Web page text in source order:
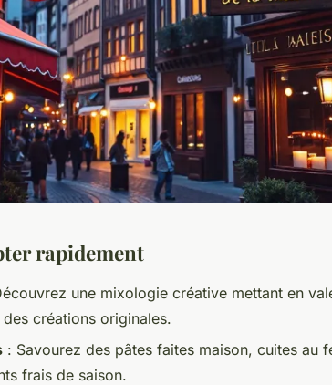
rapidement
une mixologie créative mettant en
créations originales.
: Savourez des pâtes faites maison, cuites au
frais de saison.